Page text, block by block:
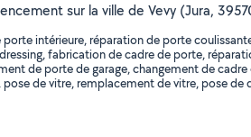
sur la ville de Vevy (Jura,
intérieure, réparation de porte
fabrication de cadre de porte,
de porte de garage, changement de
de vitre, remplacement de vitre, pose de